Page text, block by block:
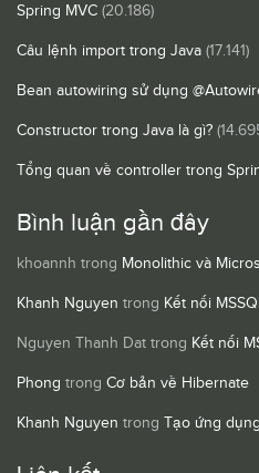
Spring MVC (20.186)
Câu lệnh import trong Java (17.141)
Bean autowiring sử dụng
Constructor trong Java là gì?
Tổng quan về controller trong
Bình luận gần đây
khoannh trong Monolithic và
Khanh Nguyen trong Kết nối
Nguyen Thanh Dat trong Kết nối
Phong trong Cơ bản về Hibernate
Khanh Nguyen trong Tạo ứng